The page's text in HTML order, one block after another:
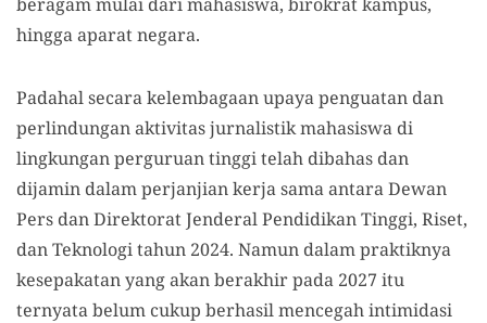
hingga aparat negara.
Padahal secara kelembagaan upaya penguatan dan
perlindungan aktivitas jurnalistik mahasiswa di
lingkungan perguruan tinggi telah dibahas dan
dijamin dalam perjanjian kerja sama antara Dewan
Pers dan Direktorat Jenderal Pendidikan Tinggi, Riset,
dan Teknologi tahun 2024. Namun dalam praktiknya
kesepakatan yang akan berakhir pada 2027 itu
ternyata belum cukup berhasil mencegah intimidasi